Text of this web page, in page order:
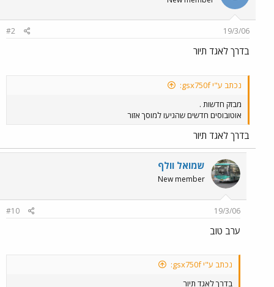
19/3/06
#2
בדרך לאגד תיור
נכתב ע"י gsx750f:
מבזק חדשות .
אוטובוסים חדשים שהגיעו למוסך אזור
בדרך לאגד תיור
שמואל וולף
New member
19/3/06
#10
ערב טוב
נכתב ע"י gsx750f:
בדרך לאגד תיור